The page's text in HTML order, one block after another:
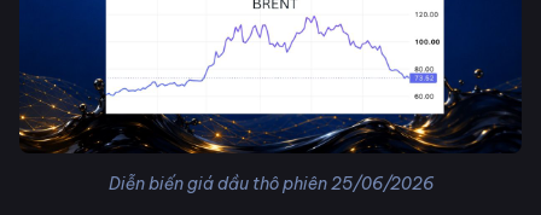
Diễn biến giá dầu thô phiên 25/06/2026